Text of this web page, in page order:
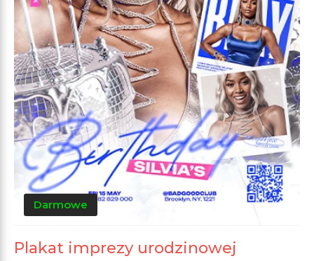
Darmowe
Plakat imprezy urodzinowej